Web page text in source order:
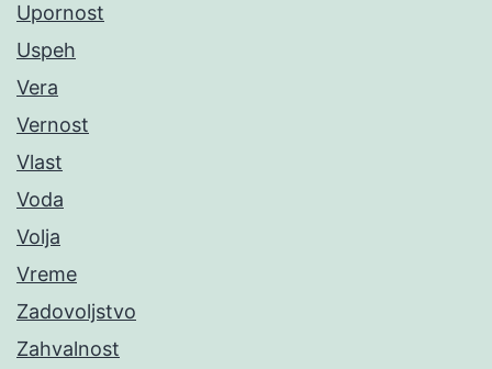
Upornost
Uspeh
Vera
Vernost
Vlast
Voda
Volja
Vreme
Zadovoljstvo
Zahvalnost